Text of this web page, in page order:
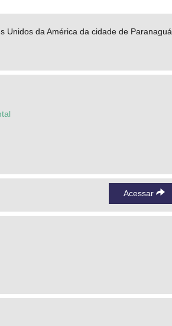
da América da cidade de Paranaguá,
Acessar